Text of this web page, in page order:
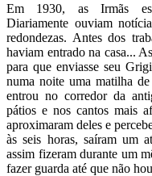
Em 1930, as Irmãs
Diariamente ouviam
redondezas. Antes dos
haviam entrado na casa...
para que enviasse seu
numa noite uma matilha
entrou no corredor da
pátios e nos cantos mais
aproximaram deles e
às seis horas, saíram um
assim fizeram durante um
fazer guarda até que não